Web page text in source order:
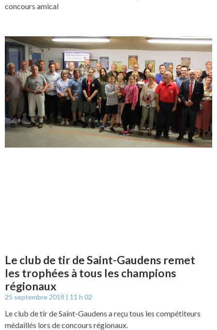
concours amical
Le club de tir de Saint-Gaudens remet
les trophées à tous les champions
régionaux
25 septembre 2018 11 h 02
Le club de tir de Saint-Gaudens a reçu tous les compétiteurs
médaillés lors de concours régionaux.